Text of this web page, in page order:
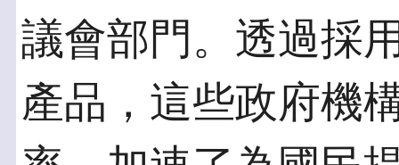
議會部門。透過採
產品，這些政府機